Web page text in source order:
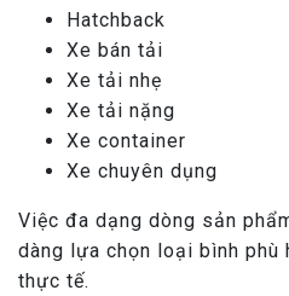
Hatchback
Xe bán tải
Xe tải nhẹ
Xe tải nặng
Xe container
Xe chuyên dụng
Việc đa dạng dòng sản
dàng lựa chọn loại bình phù
thực tế.